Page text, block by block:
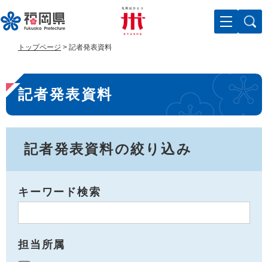
ー
ジ
で
す
ニ
ュ
ば
し
トップページ > 記者発表資料
本
文
記者発表資料
記者発表資料の絞り込み
キーワード検索
担当所属